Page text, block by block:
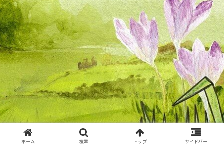
ホーム 検索 トップ サイドバー